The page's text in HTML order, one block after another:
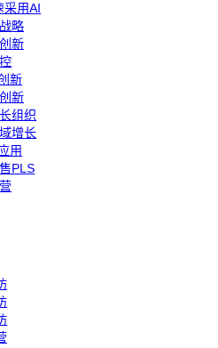
采用AI
略
新
新
新
组织
增长
用
PLS